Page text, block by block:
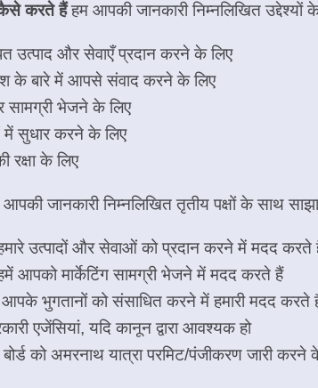
कैसे करते हैंहम आपकी जानकारी निम्नलिखित उद्देश्यों
उत्पाद और सेवाएँ प्रदान करने के लिए
बारे में आपसे संवाद करने के लिए
सामग्री भेजने के लिए
में सुधार करने के लिए
रक्षा के लिए
जानकारी निम्नलिखित तृतीय पक्षों के साथ
हमारे उत्पादों और सेवाओं को प्रदान करने में मदद करते
हमें आपको मार्केटिंग सामग्री भेजने में मदद करते हैं
आपके भुगतानों को संसाधित करने में हमारी मदद करते
एजेंसियां, यदि कानून द्वारा आवश्यक हो
को अमरनाथ यात्रा परमिट/पंजीकरण जारी करने